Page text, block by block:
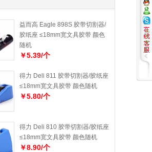
益而高 Eagle 898S 胶带切割器/
胶纸座 ≤18mm宽文具胶带 颜色
随机
￥5.39/个
得力 Deli 811 胶带切割器/胶纸座
≤18mm宽文具胶带 颜色随机
￥5.80/个
得力 Deli 810 胶带切割器/胶纸座
≤18mm宽文具胶带 颜色随机
￥8.90/个